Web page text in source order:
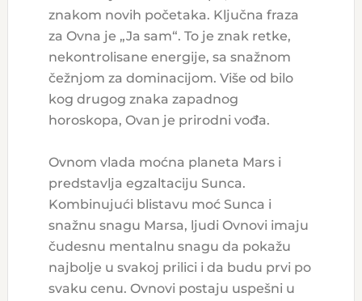
znakom novih početaka. Ključna fraza
za Ovna je „Ja sam“. To je znak retke,
nekontrolisane energije, sa snažnom
čežnjom za dominacijom. Više od bilo
kog drugog znaka zapadnog
horoskopa, Ovan je prirodni vođa.
Ovnom vlada moćna planeta Mars i
predstavlja egzaltaciju Sunca.
Kombinujući blistavu moć Sunca i
snažnu snagu Marsa, ljudi Ovnovi imaju
čudesnu mentalnu snagu da pokažu
najbolje u svakoj prilici i da budu prvi po
svaku cenu. Ovnovi postaju uspešni u